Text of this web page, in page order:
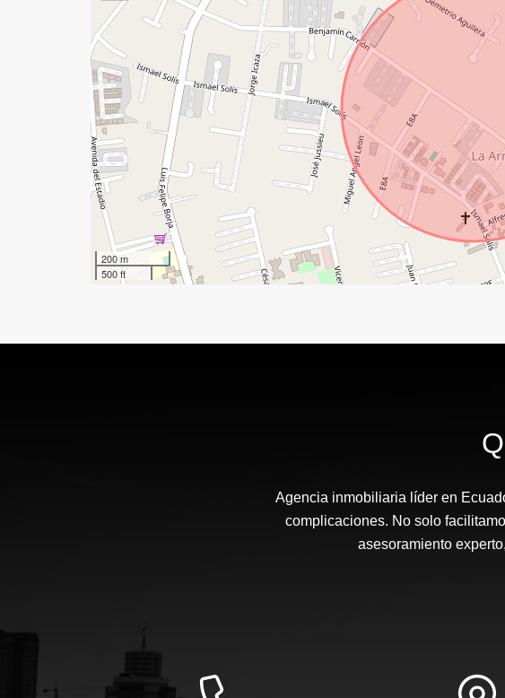
200 m
500 ft
Agencia inmobiliaria líder en
complicaciones. No solo
asesoramiento